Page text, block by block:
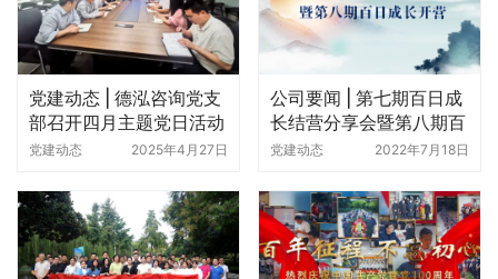
党建动态 | 德泓咨询党支
部召开四月主题党日活动
党建动态 2025年4月27日
公司要闻 | 第七期百日成
长结营分享会暨第八期百
日成长开营
党建动态 2022年7月18日